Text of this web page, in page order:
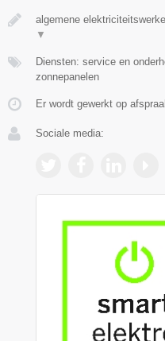
algemene
▼
Diensten: service en
zonnepanelen
Er wordt gewerkt op
Sociale media: